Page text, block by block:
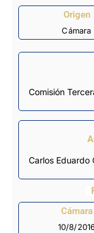
Origen
Cámara
Comisión
Carlos
Cámara
10/8/